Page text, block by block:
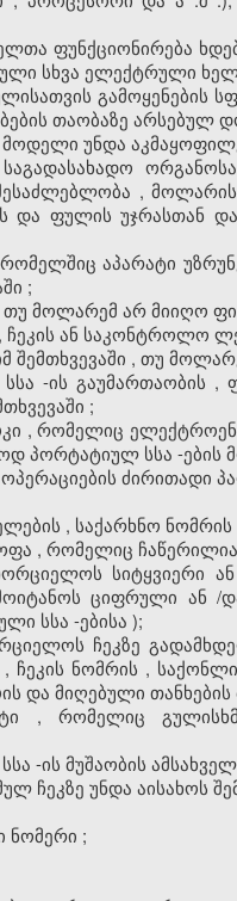
ფუნქციონირება
სხვა ელექტრული
გამოყენების
თაობაზე არსებულ
მოდელი უნდა
საგადასახადო
,მოლარის
და ფულის უჯრასთან
რომელშიც აპარატი
;
თუ მოლარემ არმიიღო
, ჩეკის ან საკონტროლო
შემთხვევაში , თუ
სსა -ის გაუმართაობის ,
;
,რომელიც
პორტატიულ სსა -ების
ოპერაციების ძირითადი
, საქარხნო ნომრის
, რომელიც ჩაწერილია
სიტყვიერი ან
ციფრული ან /
სსა -ებისა );
ჩეკზე
, ჩეკის ნომრის ,
და მიღებული თანხების
, რომელიც
სსა -ის მუშაობის
ჩეკზე უნდა აისახოს
ნომერი ;